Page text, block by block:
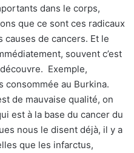
dans le corps,
que ce sont ces radicaux
causes de cancers. Et le
souvent c’est
Exemple,
consommée au Burkina.
de mauvaise qualité, on
est à la base du cancer du
nous le disent déjà, il y a
que les infarctus,